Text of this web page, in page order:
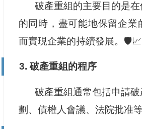
破產重組的主要目的是
的同時，盡可能地保留企業
而實現企業的持續發展。🛡️📈
3. 破產重組的程序
破產重組通常包括申請
劃、債權人會議、法院批准